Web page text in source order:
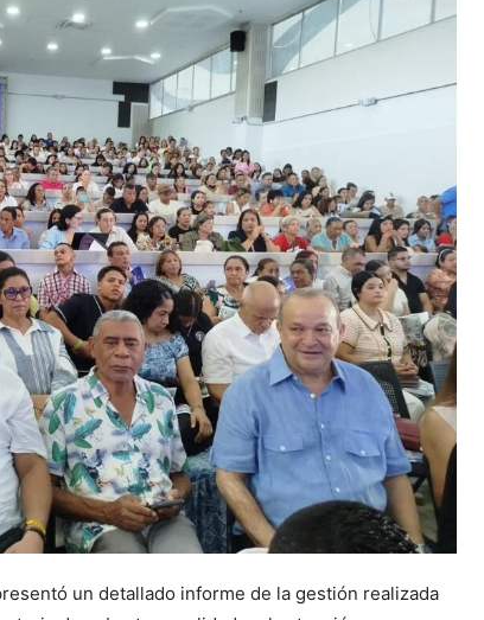
un detallado informe de la gestión realizada